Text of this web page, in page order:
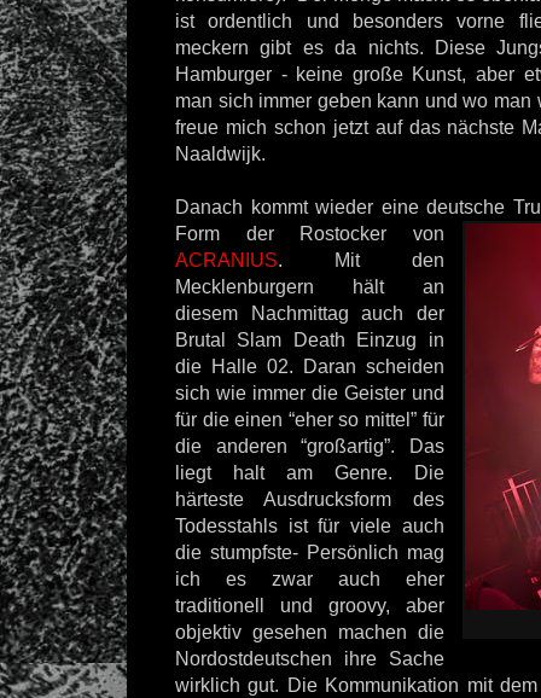
ist ordentlich und besonders vorne
meckern gibt es da nichts. Diese
Hamburger - keine große Kunst, aber
man sich immer geben kann und wo man
freue mich schon jetzt auf das nächste
Naaldwijk.
Danach kommt wieder eine deutsche
Form derRostocker von
ACRANIUS. Mit den
Mecklenburgern hält an
diesem Nachmittag auch der
Brutal Slam Death Einzug in
die Halle 02. Daran scheiden
sich wie immer die Geister und
für die einen “eher so mittel” für
die anderen “großartig”. Das
liegt halt am Genre. Die
härteste Ausdrucksform des
Todesstahls ist für viele auch
die stumpfste- Persönlich mag
ich es zwar auch eher
traditionell und groovy, aber
objektiv gesehen machen die
Nordostdeutschen ihre Sache
wirklich gut. Die Kommunikation mit